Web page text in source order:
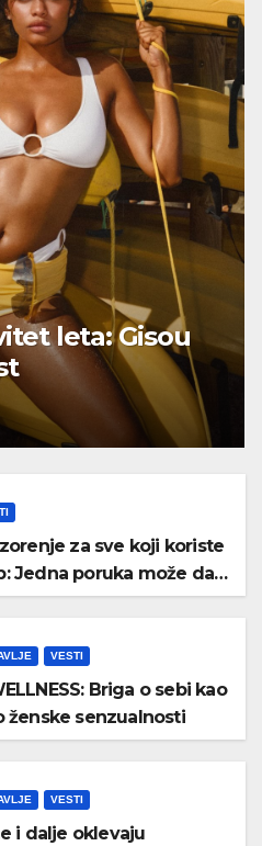
leta: Gisou
za sve koji koriste
Jedna poruka može da
nalog, obavezno
VESTI
Briga o sebi kao
ženske senzualnosti
VESTI
i dalje oklevaju